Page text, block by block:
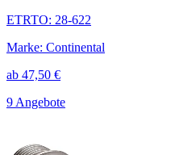
ETRTO: 28-622
Marke: Continental
ab 47,50 €
9 Angebote